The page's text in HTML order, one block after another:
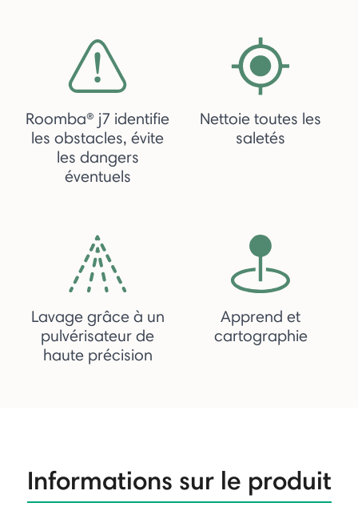
Roomba® j7 identifie
les obstacles, évite
les dangers
éventuels
Nettoie toutes les
saletés
Lavage grâce à un
pulvérisateur de
haute précision
Apprend et
cartographie
Informations sur le produit